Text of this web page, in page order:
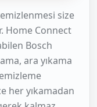
size
Home Connect
Bosch
ara yıkama
her yıkamadan